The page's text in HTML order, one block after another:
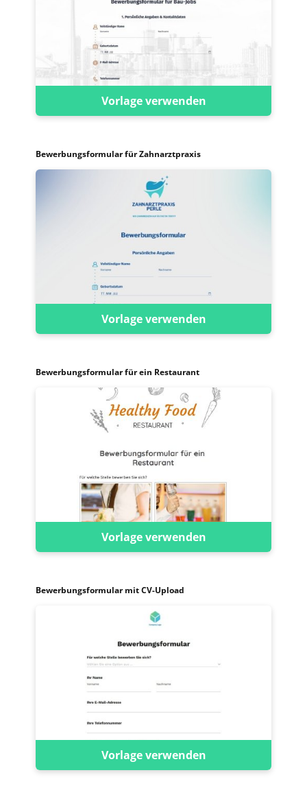
Vorlage verwenden
Bewerbungsformular für Zahnarztpraxis
Vorlage verwenden
Bewerbungsformular für ein Restaurant
Vorlage verwenden
Bewerbungsformular mit CV-Upload
Vorlage verwenden